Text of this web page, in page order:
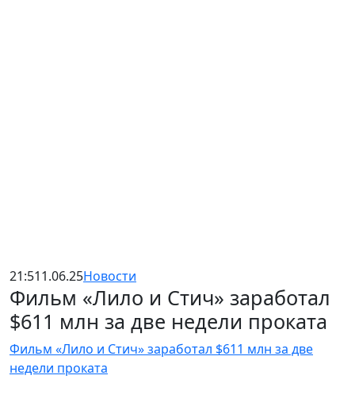
21:511.06.25Новости
Фильм «Лило и Стич» заработал
$611 млн за две недели проката
Фильм «Лило и Стич» заработал $611 млн за две
недели проката